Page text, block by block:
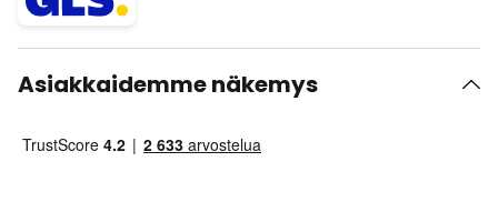
Asiakkaidemme näkemys